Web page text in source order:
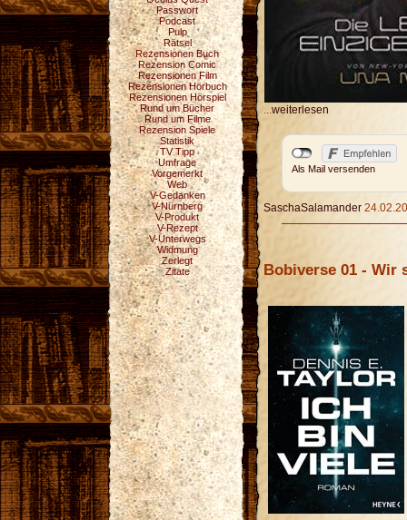
Passwort
Podcast
Pulp
Rätsel
Rezensionen Buch
Rezension Comic
Rezensionen Film
Rezensionen Hörbuch
Rezensionen Hörspiel
Rund um Bücher
Rund um Filme
Rezension Spiele
Statistik
TV Tipp
Umfrage
Vorgemerkt
Web
V-Gedanken
V-Nürnberg
V-Produkt
V-Rezept
V-Unterwegs
Widmung
Zerlegt
Zitate
...weiterlesen
Als Mail versenden
SaschaSalamander
Bobiverse 01 - Wir